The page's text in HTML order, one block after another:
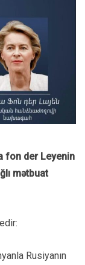
fon der Leyenin
mətbuat
Rusiyanın